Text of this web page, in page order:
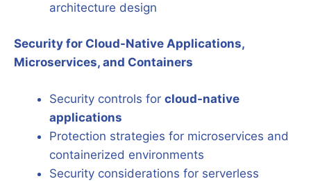
architecture design
Security for Cloud-Native Applications,
Microservices, and Containers
Security controls for cloud-native
applications
Protection strategies for microservices and
containerized environments
Security considerations for serverless